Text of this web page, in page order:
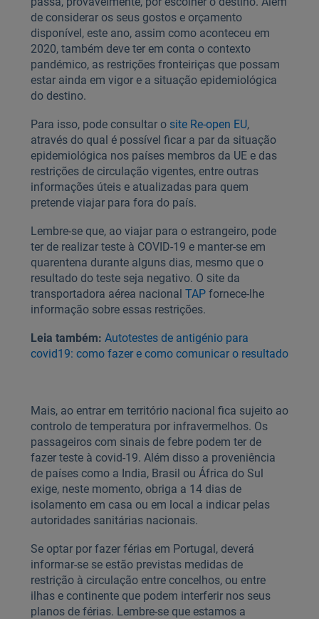
de considerar os seus gostos e orçamento
disponível, este ano, assim como aconteceu em
2020, também deve ter em conta o contexto
pandémico, as restrições fronteiriças que possam
estar ainda em vigor e a situação epidemiológica
do destino.
Para isso, pode consultar o site Re-open EU,
através do qual é possível ficar a par da situação
epidemiológica nos países membros da UE e das
restrições de circulação vigentes, entre outras
informações úteis e atualizadas para quem
pretende viajar para fora do país.
Lembre-se que, ao viajar para o estrangeiro, pode
ter de realizar teste à COVID-19 e manter-se em
quarentena durante alguns dias, mesmo que o
resultado do teste seja negativo. O site da
transportadora aérea nacional TAPfornece-lhe
informação sobre essas restrições.
Leia também: Autotestes de antigénio para
covid19: como fazer e como comunicar o resultado
Mais, ao entrar em território nacional fica sujeito ao
controlo de temperatura por infravermelhos. Os
passageiros com sinais de febre podem ter de
fazer teste à covid-19. Além disso a proveniência
de países como a India, Brasil ou África do Sul
exige, neste momento, obriga a 14 dias de
isolamento em casa ou em local a indicar pelas
autoridades sanitárias nacionais.
Se optar por fazer férias em Portugal, deverá
informar-se se estão previstas medidas de
restrição à circulação entre concelhos, ou entre
ilhas e continente que podem interferir nos seus
planos de férias. Lembre-se que estamos a